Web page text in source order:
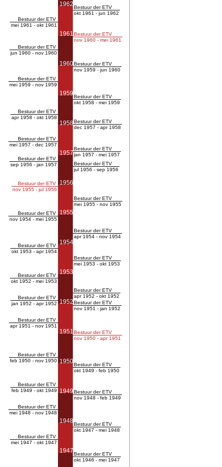
Bestuur der ETV
mei 1961 - okt 1961
Bestuur der ETV
jun 1960 - nov 1960
Bestuur der ETV
mei 1959 - nov 1959
Bestuur der ETV
apr 1958 - okt 1958
Bestuur der ETV
mei 1957 - dec 1957
Bestuur der ETV
sep 1956 - jan 1957
Bestuur der ETV
nov 1955 - jul 1956
Bestuur der ETV
nov 1954 - mei 1955
Bestuur der ETV
okt 1953 - apr 1954
Bestuur der ETV
okt 1952 - mei 1953
Bestuur der ETV
jan 1952 - apr 1952
Bestuur der ETV
apr 1951 - nov 1951
Bestuur der ETV
feb 1950 - nov 1950
Bestuur der ETV
feb 1949 - okt 1949
Bestuur der ETV
mei 1948 - nov 1948
Bestuur der ETV
mei 1947 - okt 1947
1962
1961
1960
1959
1958
1957
1956
1955
1954
1953
1952
1951
1950
1949
1948
1947
Bestuur der ETV
okt 1961 - jun 1962
Bestuur der ETV
nov 1960 - mei 1961
Bestuur der ETV
nov 1959 - jun 1960
Bestuur der ETV
okt 1958 - mei 1959
Bestuur der ETV
dec 1957 - apr 1958
Bestuur der ETV
jan 1957 - mei 1957
Bestuur der ETV
jul 1956 - sep 1956
Bestuur der ETV
mei 1955 - nov 1955
Bestuur der ETV
apr 1954 - nov 1954
Bestuur der ETV
mei 1953 - okt 1953
Bestuur der ETV
apr 1952 - okt 1952
Bestuur der ETV
nov 1951 - jan 1952
Bestuur der ETV
nov 1950 - apr 1951
Bestuur der ETV
okt 1949 - feb 1950
Bestuur der ETV
nov 1948 - feb 1949
Bestuur der ETV
okt 1947 - mei 1948
Bestuur der ETV
okt 1946 - mei 1947